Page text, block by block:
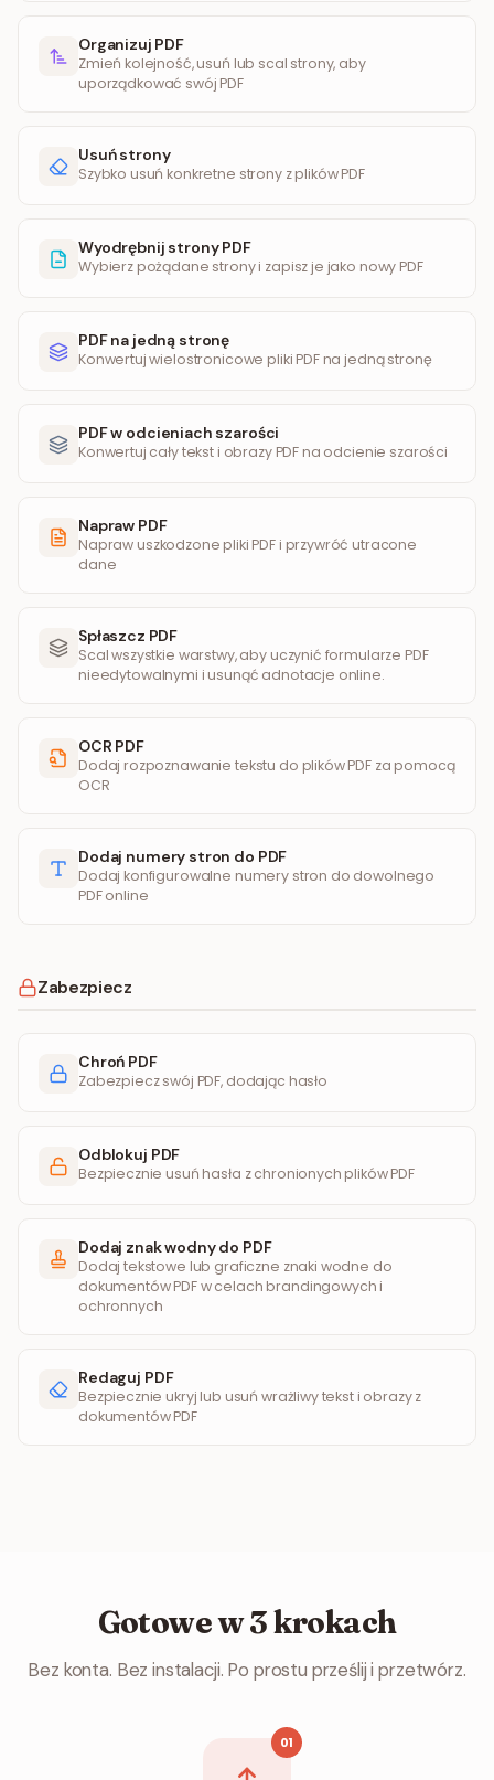
Organizuj PDF
Zmień kolejność, usuń lub scal strony, aby
uporządkować swój PDF
Usuń strony
Szybko usuń konkretne strony z plików PDF
Wyodrębnij strony PDF
Wybierz pożądane strony i zapisz je jako nowy PDF
PDF na jedną stronę
Konwertuj wielostronicowe pliki PDF na jedną stronę
PDF w odcieniach szarości
Konwertuj cały tekst i obrazy PDF na odcienie szarości
Napraw PDF
Napraw uszkodzone pliki PDF i przywróć utracone
dane
Spłaszcz PDF
Scal wszystkie warstwy, aby uczynić formularze PDF
nieedytowalnymi i usunąć adnotacje online.
OCR PDF
Dodaj rozpoznawanie tekstu do plików PDF za pomocą
OCR
Dodaj numery stron do PDF
Dodaj konfigurowalne numery stron do dowolnego
PDF online
Zabezpiecz
Chroń PDF
Zabezpiecz swój PDF, dodając hasło
Odblokuj PDF
Bezpiecznie usuń hasła z chronionych plików PDF
Dodaj znak wodny do PDF
Dodaj tekstowe lub graficzne znaki wodne do
dokumentów PDF w celach brandingowych i
ochronnych
Redaguj PDF
Bezpiecznie ukryj lub usuń wrażliwy tekst i obrazy z
dokumentów PDF
Gotowe w 3 krokach
Bez konta. Bez instalacji. Po prostu prześlij i przetwórz.
01